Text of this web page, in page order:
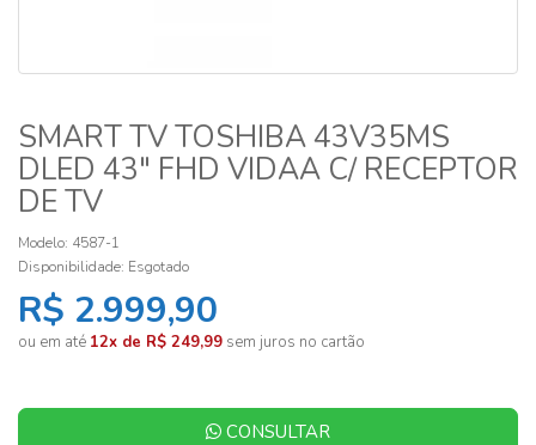
SMART TV TOSHIBA 43V35MS
DLED 43" FHD VIDAA C/ RECEPTOR
DE TV
Modelo: 4587-1
Disponibilidade: Esgotado
R$ 2.999,90
ou em até 12x de R$ 249,99 sem juros no cartão
CONSULTAR